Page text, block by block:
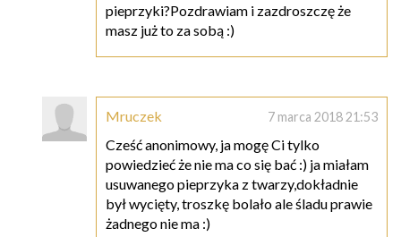
pieprzyki?Pozdrawiam i zazdroszczę że
masz już to za sobą :)
Mruczek 7 marca 2018 21:53
Cześć anonimowy, ja mogę Ci tylko
powiedzieć że nie ma co się bać :) ja miałam
usuwanego pieprzyka z twarzy,dokładnie
był wycięty, troszkę bolało ale śladu prawie
żadnego nie ma :)